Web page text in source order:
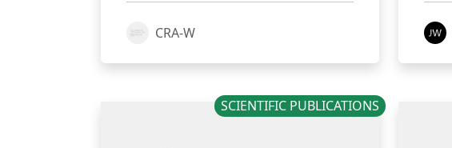
CRA-W
SCIENTIFIC PUBLICATIONS